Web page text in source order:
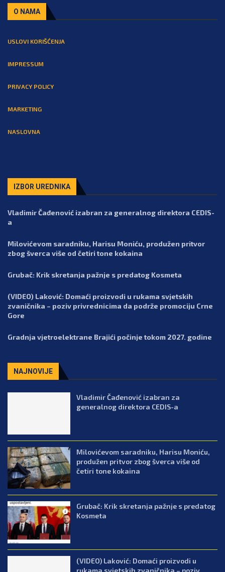
O NAMA
USLOVI KORIŠĆENJA
IMPRESSUM
PRIVACY POLICY
MARKETING
NASLOVNA
IZBOR UREDNIKA
Vladimir Čađenović izabran za generalnog direktora CEDIS-
a
Milovićevom saradniku, Harisu Moniću, produžen pritvor
zbog šverca više od četiri tone kokaina
Grubač: Krik skretanja pažnje s predatog Kosmeta
(VIDEO) Laković: Domaći proizvodi u rukama svjetskih
zvaničnika – poziv privrednicima da podrže promociju Crne
Gore
Gradnja vjetroelektrane Brajići počinje tokom 2027. godine
NAJNOVIJE
Vladimir Čađenović izabran za
generalnog direktora CEDIS-a
Milovićevom saradniku, Harisu Moniću,
produžen pritvor zbog šverca više od
četiri tone kokaina
Grubač: Krik skretanja pažnje s predatog
Kosmeta
(VIDEO) Laković: Domaći proizvodi u
rukama svjetskih zvaničnika – poziv